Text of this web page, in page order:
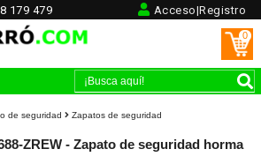
179 479 Acceso|Registro
0
de seguridad Zapatos de seguridad
ZREW - Zapato de seguridad horma